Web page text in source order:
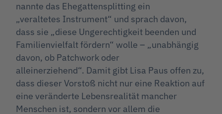
nannte das Ehegattensplitting ein
„veraltetes Instrument“ und sprach davon,
dass sie „diese Ungerechtigkeit beenden und
Familienvielfalt fördern“ wolle – „unabhängig
davon, ob Patchwork oder
alleinerziehend“. Damit gibt Lisa Paus offen zu,
dass dieser Vorstoß nicht nur eine Reaktion auf
eine veränderte Lebensrealität mancher
Menschen ist, sondern vor allem die